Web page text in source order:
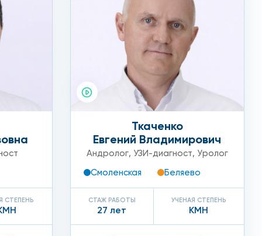
консервативного лечения, а также перед
средств, наличии заболеваний
процедуры УЗИ
СТЕПЕНЬ
Ткаченко
Евгений Владимирович
Андролог, УЗИ-диагност, Уролог
Смоленская
Беляево
СТАЖ РАБОТЫ
27 лет
УЧЕНАЯ СТЕПЕНЬ
КМН